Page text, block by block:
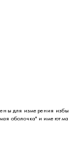
измерения
оболочка" и имеют